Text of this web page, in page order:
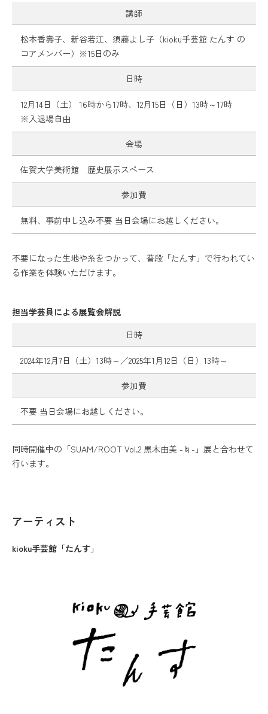
講師
松本香壽子、新谷若江、須藤よし子（kioku手芸館 たんす の
コアメンバー）※15日のみ
日時
12月14日（土） 16時から17時、12月15日（日）13時～17時
※入退場自由
会場
佐賀大学美術館 歴史展示スペース
参加費
無料、事前申し込み不要 当日会場にお越しください。
不要になった生地や糸をつかって、普段「たんす」で行われてい
る作業を体験いただけます。
担当学芸員による展覧会解説
日時
2024年12月7日（土）13時～／2025年1月12日（日）13時～
参加費
不要 当日会場にお越しください。
同時開催中の「SUAM/ROOT Vol.2 黒木由美 -♮-」展と合わせて
行います。
アーティスト
kioku手芸館「たんす」